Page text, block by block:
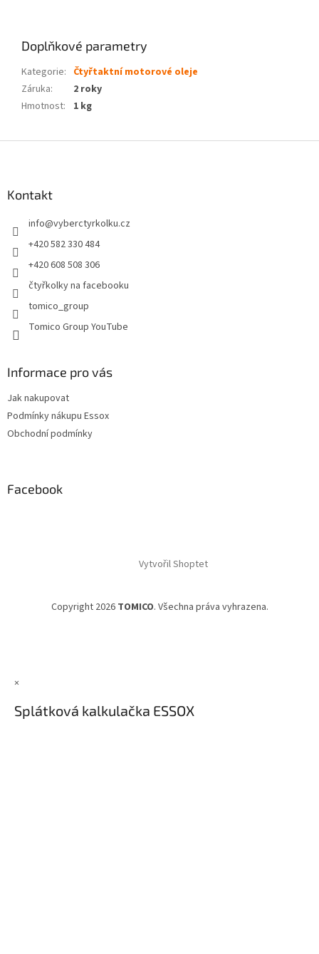
Doplňkové parametry
Kategorie: Čtyřtaktní motorové oleje
Záruka:
2 roky
Hmotnost: 1 kg
Kontakt
info@vyberctyrkolku.cz
+420 582 330 484
+420 608 508 306
čtyřkolky na facebooku
tomico_group
Tomico Group YouTube
Informace pro vás
Jak nakupovat
Podmínky nákupu Essox
Obchodní podmínky
Facebook
Vytvořil Shoptet
Copyright 2026 TOMICO. Všechna práva vyhrazena.
×
Splátková kalkulačka ESSOX